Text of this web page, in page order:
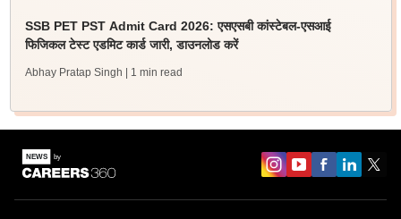
SSB PET PST Admit Card 2026: एसएसबी कांस्टेबल-एसआई
फिजिकल टेस्ट एडमिट कार्ड जारी, डाउनलोड करें
Abhay Pratap Singh | 1 min read